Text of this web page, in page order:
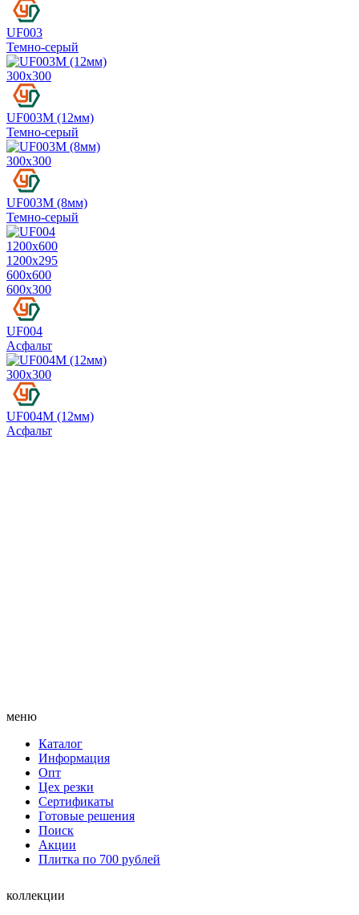
UF003
Темно-серый
300х300
UF003M (12мм)
Темно-серый
300х300
UF003M (8мм)
Темно-серый
1200х600
1200х295
600х600
600х300
UF004
Асфальт
300х300
UF004M (12мм)
Асфальт
меню
Каталог
Информация
Опт
Цех резки
Сертификаты
Готовые решения
Поиск
Акции
Плитка по 700 рублей
коллекции